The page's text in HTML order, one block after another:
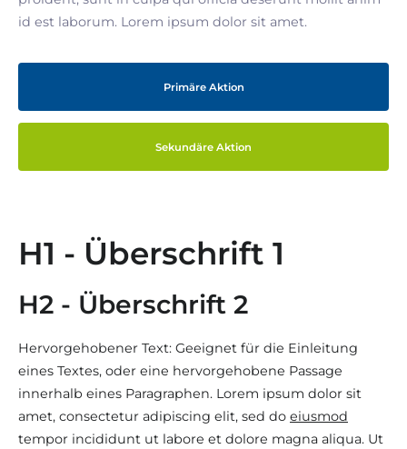
id est laborum. Lorem ipsum dolor sit amet.
Primäre Aktion
Sekundäre Aktion
H1 - Überschrift 1
H2 - Überschrift 2
Hervorgehobener Text: Geeignet für die Einleitung
eines Textes, oder eine hervorgehobene Passage
innerhalb eines Paragraphen. Lorem ipsum dolor sit
amet, consectetur adipiscing elit, sed do eiusmod
tempor incididunt ut labore et dolore magna aliqua. Ut